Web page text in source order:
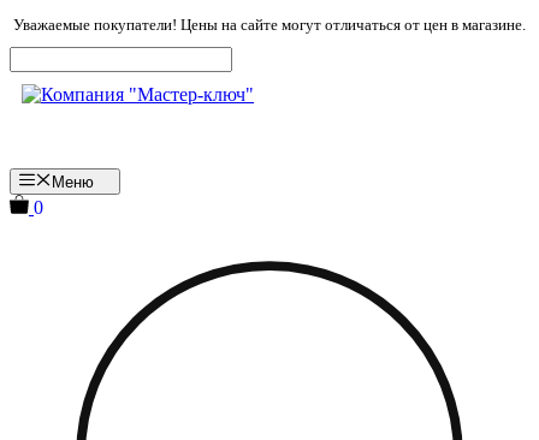
Перейти
к
содержимому
Уважаемые покупатели! Цены на сайте могут отличаться от цен в магазине.
Меню
0